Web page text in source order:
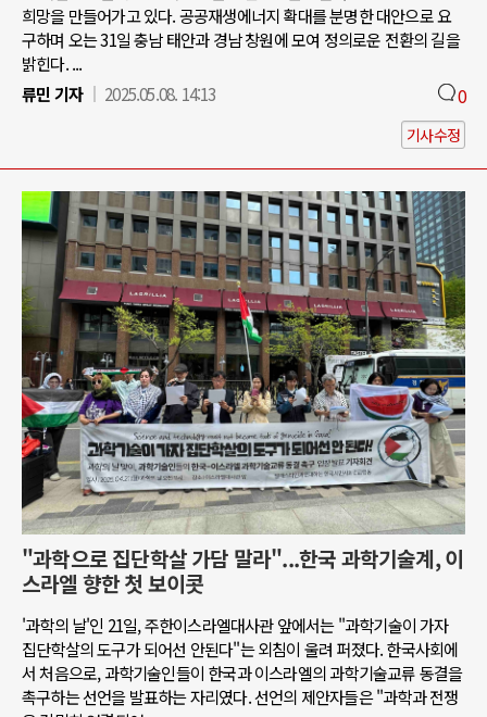
희망을 만들어가고 있다. 공공재생에너지 확대를 분명한 대안으로 요
구하며 오는 31일 충남 태안과 경남 창원에 모여 정의로운 전환의 길을
밝힌다. ...
류민 기자
2025.05.08. 14:13 0
기사수정
"과학으로 집단학살 가담 말라"...한국 과학기술계, 이
스라엘 향한 첫 보이콧
'과학의 날'인 21일, 주한이스라엘대사관 앞에서는 "과학기술이 가자
집단학살의 도구가 되어선 안된다"는 외침이 울려 퍼졌다. 한국사회에
서 처음으로, 과학기술인들이 한국과 이스라엘의 과학기술교류 동결을
촉구하는 선언을 발표하는 자리였다. 선언의 제안자들은 "과학과 전쟁